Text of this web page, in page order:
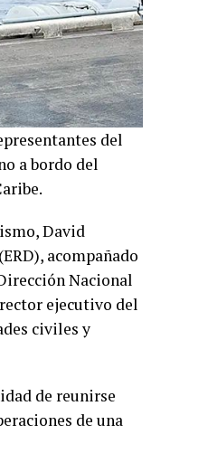
del
a bordo del
David
acompañado
Nacional
ejecutivo del
civiles y
de reunirse
de una